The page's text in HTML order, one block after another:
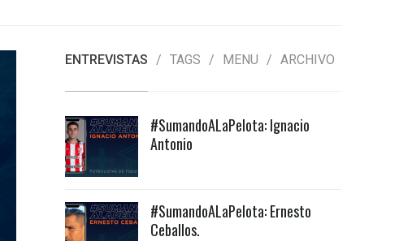
ENTREVISTAS TAGS MENU ARCHIVO
#SumandoALaPelota: Ignacio
Antonio
#SumandoALaPelota: Ernesto
Ceballos.